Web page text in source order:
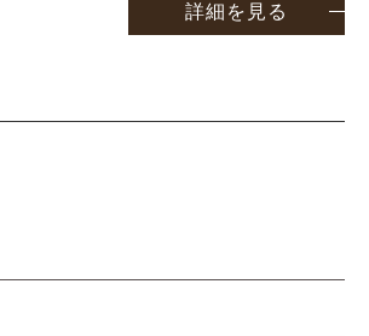
詳細を見る